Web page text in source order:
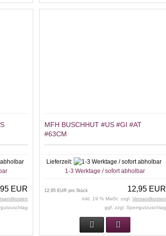
EUR
MFH BUSCHHUT #US #GI #AT
#63CM
Lieferzeit:
1-3 Werktage / sofort abholbar
12,95 EUR
12,95 EUR pro Stück
inkl. 19 % MwSt. zzgl. Versandkosten
ggf. zzgl. Sperrgutzuschlag